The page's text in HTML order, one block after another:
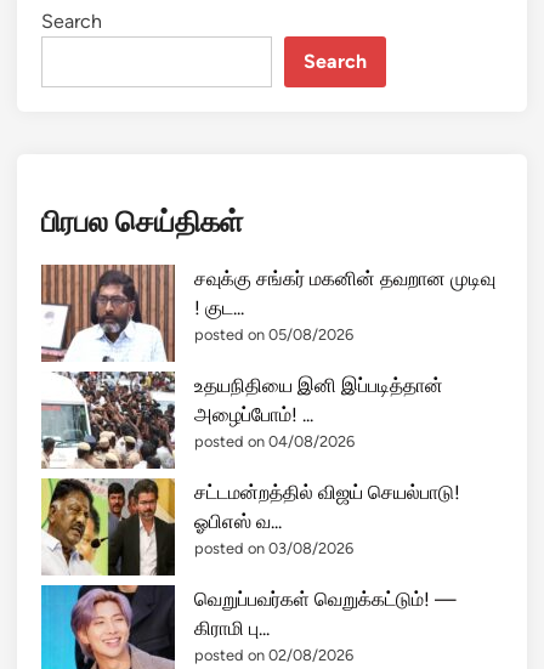
Search
Search
பிரபல செய்திகள்
சவுக்கு சங்கர் மகனின் தவறான முடிவு
! குட...
posted on 05/08/2026
உதயநிதியை இனி இப்படித்தான்
அழைப்போம்! ...
posted on 04/08/2026
சட்டமன்றத்தில் விஜய் செயல்பாடு!
ஓபிஎஸ் வ...
posted on 03/08/2026
வெறுப்பவர்கள் வெறுக்கட்டும்! —
கிராமி பு...
posted on 02/08/2026